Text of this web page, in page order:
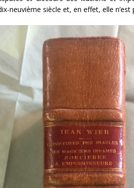
neuvième siècle et, en effet, elle n’est